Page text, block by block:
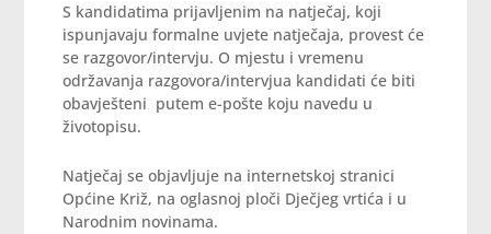
S kandidatima prijavljenim na natječaj, koji
ispunjavaju formalne uvjete natječaja, provest će
se razgovor/intervju. O mjestu i vremenu
održavanja razgovora/intervjua kandidati će biti
obavješteni putem e-pošte koju navedu u
životopisu.
Natječaj se objavljuje na internetskoj stranici
Općine Križ, na oglasnoj ploči Dječjeg vrtića i u
Narodnim novinama.